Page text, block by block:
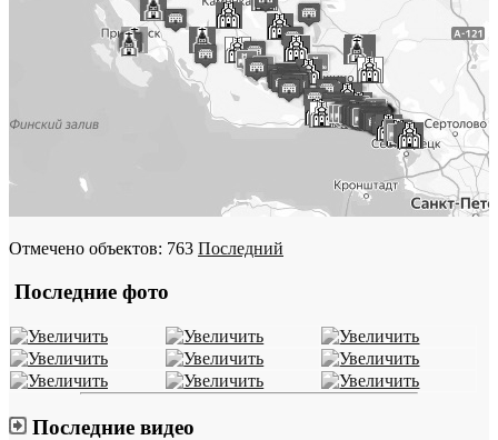
Отмечено объектов: 763 Последний
Последние фото
Последние видео